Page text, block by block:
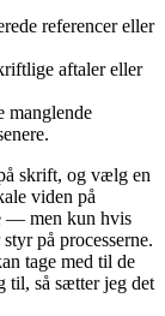
referencer eller
aftaler eller
manglende
skrift, og vælg en
viden på
— men kun hvis
på processerne.
tage med til de
til, så sætter jeg det